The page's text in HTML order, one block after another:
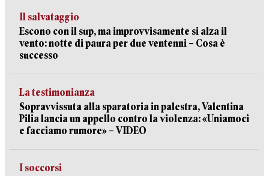
Il salvataggio
Escono con il sup, ma improvvisamente si alza il
vento: notte di paura per due ventenni – Cosa è
successo
La testimonianza
Sopravvissuta alla sparatoria in palestra, Valentina
Pilia lancia un appello contro la violenza: «Uniamoci
e facciamo rumore» – VIDEO
I soccorsi